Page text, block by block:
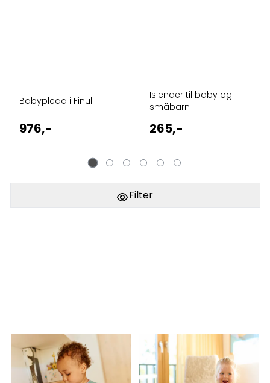
Babypledd i Finull
976,-
Islender til baby og
småbarn
265,-
Filter